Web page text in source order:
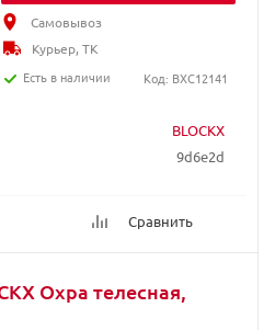
BLOCKX
9d6e2d
Сравнить
Самовывоз
Курьер, ТК
Есть в наличии
Код: BXC12141
Охра телесная,